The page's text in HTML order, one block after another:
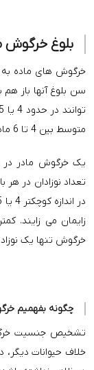
بلوغ خرگوش
خرگوش های ماده به
سن بلوغ آنها باز هم
متوسط بین 4 تا 6 ماه و بزرگتر ها بین 5 تا 8 ماه به بلوغ می رسند.
تعداد نوزادان در هر
زایمان می زایند.
خرگوش تنها یک نوزاد و
چگونه بفهمیم
تشخیص جنسیت
خلاف حیوانات